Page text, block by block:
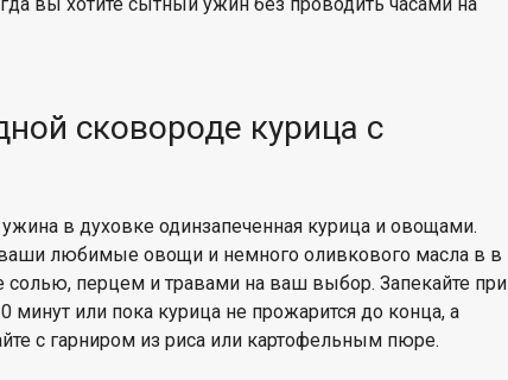
сковороде курица с
в духовке одинзапеченная курица и овощами.
любимые овощи и немного оливкового масла в в
солью, перцем и травами на ваш выбор. Запекайте при
минут или пока курица не прожарится до конца, а
с гарниром из риса или картофельным пюре.